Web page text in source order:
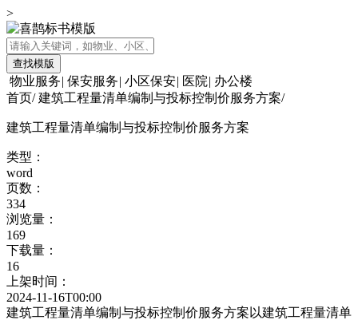
>
查找模版
物业服务| 保安服务| 小区保安| 医院| 办公楼
首页/ 建筑工程量清单编制与投标控制价服务方案/
建筑工程量清单编制与投标控制价服务方案
类型：
word
页数：
334
浏览量：
169
下载量：
16
上架时间：
2024-11-16T00:00
建筑工程量清单编制与投标控制价服务方案以建筑工程量清单